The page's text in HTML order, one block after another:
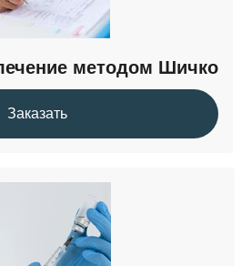
методом Шичко
Заказать